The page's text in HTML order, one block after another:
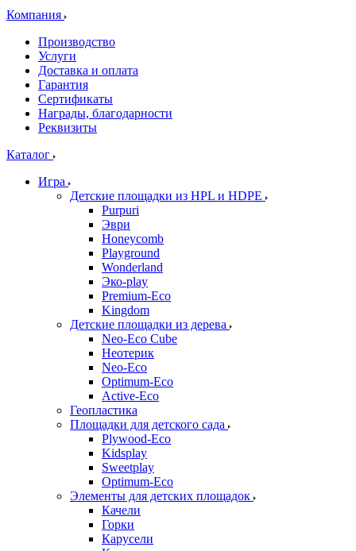
Компания
Производство
Услуги
Доставка и оплата
Гарантия
Сертификаты
Награды, благодарности
Реквизиты
Каталог
Игра
Детские площадки из HPL и HDPE
Purpuri
Эври
Honeycomb
Playground
Wonderland
Эко-play
Premium-Eco
Kingdom
Детские площадки из дерева
Neo-Eco Cube
Неотерик
Neo-Eco
Оptimum-Еco
Active-Eco
Геопластика
Площадки для детского сада
Plywood-Eco
Kidsplay
Sweetplay
Оptimum-Еco
Элементы для детских площадок
Качели
Горки
Карусели